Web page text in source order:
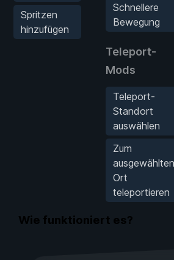
Spritzen
hinzufügen
Schnellere
Bewegung
Teleport-
Mods
Teleport-
Standort
auswählen
Zum
ausgewählten
Ort
teleportieren
Wie funktioniert es?